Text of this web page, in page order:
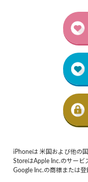
iPhoneは 米国および他の
StoreはApple Inc.のサービ
Google Inc.の商標または登